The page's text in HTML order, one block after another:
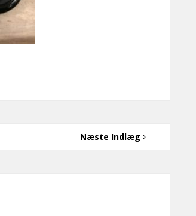
Næste Indlæg